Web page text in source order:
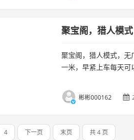
聚宝阁，猎人模
聚宝阁，猎人模式，
一米，早紧上车每天
彬彬000162
4 下一页 末页 共 4 页